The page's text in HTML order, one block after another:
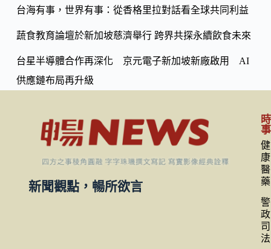
k
台海有事，世界有事：從香格里拉對話看全球共同利益
蔬食教育論壇於新加坡慈濟舉行 跨界共探永續飲食未來
台星半導體合作再深化 京元電子新加坡新廠啟用 AI
供應鏈布局再升級
新聞觀點，暢所欲言
時
事
健
康
醫
藥
警
政
司
法